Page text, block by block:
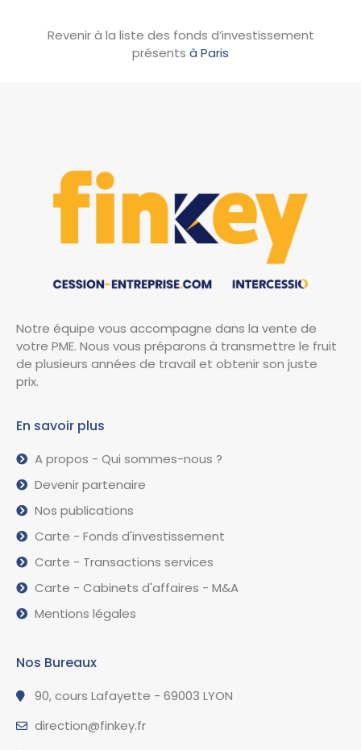
Revenir à la liste des fonds d’investissement
présents à Paris
Notre équipe vous accompagne dans la vente de
votre PME. Nous vous préparons à transmettre le fruit
de plusieurs années de travail et obtenir son juste
prix.
En savoir plus
A propos - Qui sommes-nous ?
Devenir partenaire
Nos publications
Carte - Fonds d'investissement
Carte - Transactions services
Carte - Cabinets d'affaires - M&A
Mentions légales
Nos Bureaux
90, cours Lafayette - 69003 LYON
direction@finkey.fr